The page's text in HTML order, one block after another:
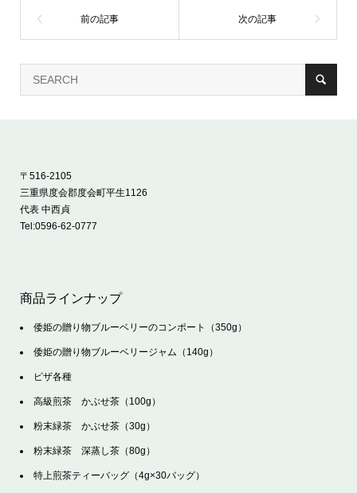
〒516-2105
三重県度会郡度会町平生1126
代表 中西貞
Tel:0596-62-0777
商品ラインナップ
倭姫の贈り物ブルーベリーのコンポート（350g）
倭姫の贈り物ブルーベリージャム（140g）
ピザ各種
高級煎茶 かぶせ茶（100g）
粉末緑茶 かぶせ茶（30g）
粉末緑茶 深蒸し茶（80g）
特上煎茶ティーバッグ（4g×30バッグ）